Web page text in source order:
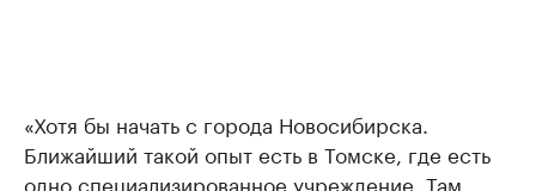
«Хотя бы начать с города Новосибирска.
Ближайший такой опыт есть в Томске, где есть
одно специализированное учреждение. Там